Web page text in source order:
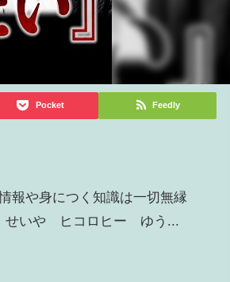
Pocket Feedly
報や身につく知識は一切無縁
せいや ヒコロヒー ゆう...